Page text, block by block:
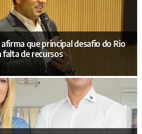
que principal desafio do Rio
falta de recursos